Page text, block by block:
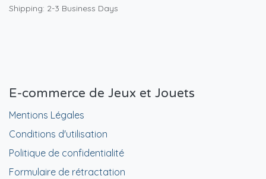
Shipping: 2-3 Business Days
E-commerce de Jeux et Jouets
Mentions Légales
Conditions d'utilisation
Politique de confidentialité
Formulaire de rétractation